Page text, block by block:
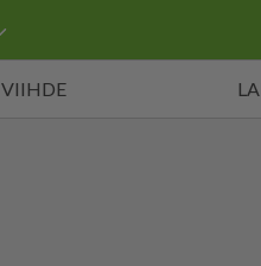
VIIHDE